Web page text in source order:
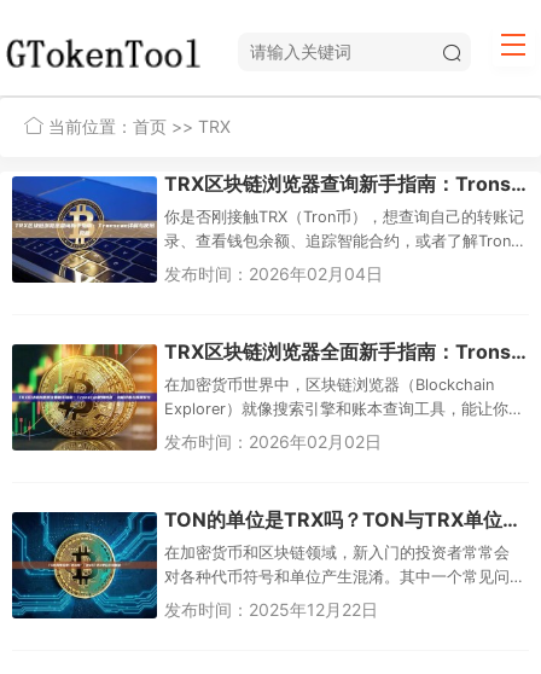
当前位置： 首页 >> TRX
TRX区块链浏览器查询新手指南：Tronscan详解与使用教程
你是否刚接触TRX（Tron币），想查询自己的转账记
录、查看钱包余额、追踪智能合约，或者了解Tron
网络的实时动态？TRX区块链浏览器查询是新手入门
发布时间：2026年02月04日
TRX区块链浏览器全面新手指南：Tronscan使用教程、功能详解与数据对比
在加密货币世界中，区块链浏览器（Blockchain
Explorer）就像搜索引擎和账本查询工具，能让你透
明查看链上每一笔交易、钱包余额、区块信息和智
发布时间：2026年02月02日
TON的单位是TRX吗？TON与TRX单位区别解析
在加密货币和区块链领域，新入门的投资者常常会
对各种代币符号和单位产生混淆。其中一个常见问
题就是：“TON的单位是TRX吗？”要回答这个问题，
发布时间：2025年12月22日